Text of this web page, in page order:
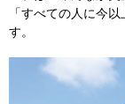
「すべての人に今
す。